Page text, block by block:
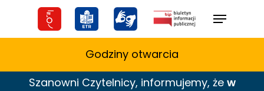
Menu
Godziny otwarcia
Szanowni Czytelnicy, informujemy, że w